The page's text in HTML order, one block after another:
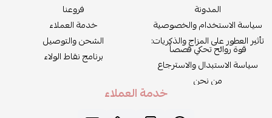
المدونة
سياسة الاستخدام والخصوصية
تأثير العطور على المزاج والذكريات:
قوة روائح تحكي قصصاً
سياسة الاستبدال والاسترجاع
من نحن
فروعنا
خدمة العملاء
الشحن والتوصيل
برنامج نقاط الولاء
خدمة العملاء